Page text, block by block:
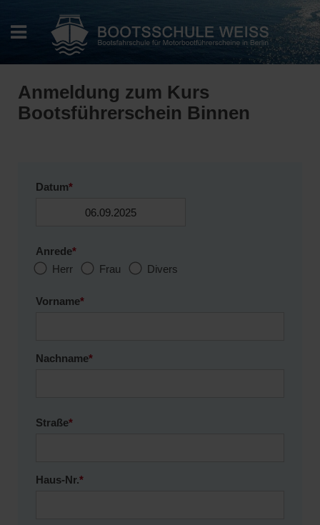
Anmeldung zum Kurs
Bootsführerschein Binnen
Datum*
Anrede*
Herr
Frau Divers
Vorname*
Nachname*
Straße*
Haus-Nr.*